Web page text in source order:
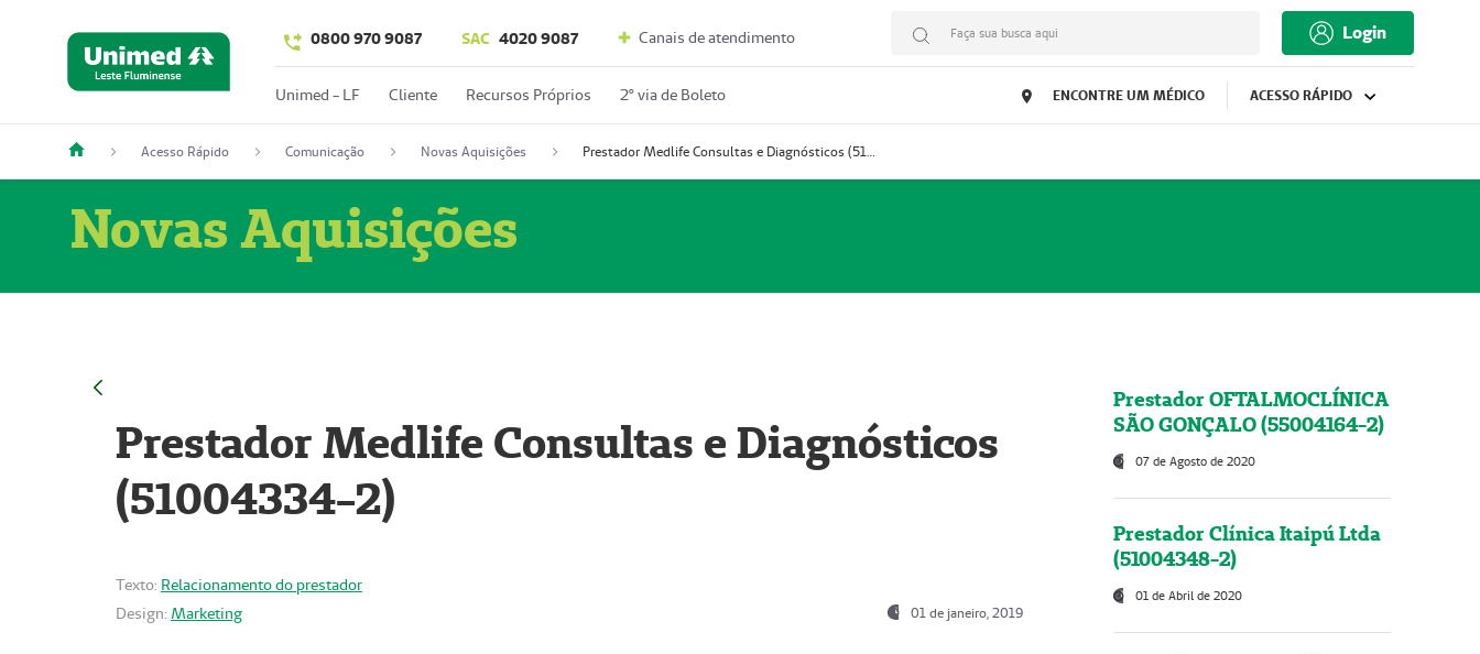
0800 970 9087 SAC 4020 9087 Canais de atendimento Faça sua busca aqui Login
Unimed - LF Cliente Recursos Próprios 2º via de Boleto ENCONTRE UM MÉDICO ACESSO RÁPIDO
Acesso Rápido Comunicação Novas Aquisições Prestador Medlife Consultas e Diagnósticos (51004334-2)
Novas Aquisições
Prestador Medlife Consultas e Diagnósticos
(51004334-2)
Texto: Relacionamento do prestador
Design: Marketing 01 de janeiro, 2019
Prestador OFTALMOCLÍNICA
SÃO GONÇALO (55004164-2)
07 de Agosto de 2020
Prestador Clínica Itaipú Ltda
(51004348-2)
01 de Abril de 2020